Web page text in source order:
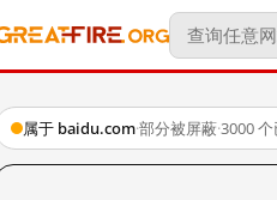
属于 baidu.com·部分被屏蔽·3000